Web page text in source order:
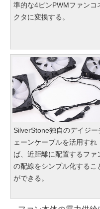
準的な4ピンPWMファンコ
クタに変換する。
SilverStone独自のデイジー
ェーンケーブルを活用すれ
ば、近距離に配置するファ
の配線をシンプル化するこ
ができる。